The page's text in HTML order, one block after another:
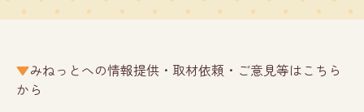
みねっとへの情報提供・取材依頼・ご意見等はこちら
から